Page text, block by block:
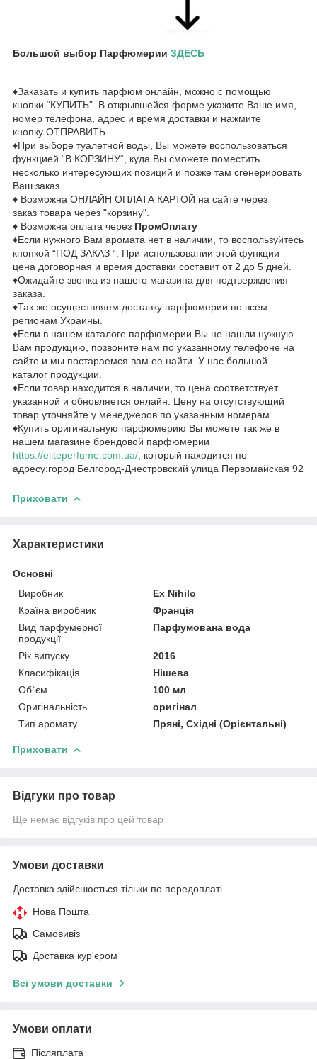
Большой выбор Парфюмерии ЗДЕСЬ
♦Заказать и купить парфюм онлайн, можно с помощью
кнопки “КУПИТЬ”. В открывшейся форме укажите Ваше имя,
номер телефона, адрес и время доставки и нажмите
кнопку ОТПРАВИТЬ .
♦При выборе туалетной воды, Вы можете воспользоваться
функцией “В КОРЗИНУ“, куда Вы сможете поместить
несколько интересующих позиций и позже там сгенерировать
Ваш заказ.
♦ Возможна ОНЛАЙН ОПЛАТА КАРТОЙ на сайте через
заказ товара через "корзину".
♦ Возможна оплата через ПромОплату
♦Если нужного Вам аромата нет в наличии, то воспользуйтесь
кнопкой “ПОД ЗАКАЗ “. При использовании этой функции –
цена договорная и время доставки составит от 2 до 5 дней.
♦Ожидайте звонка из нашего магазина для подтверждения
заказа.
♦Так же осуществляем доставку парфюмерии по всем
регионам Украины.
♦Если в нашем каталоге парфюмерии Вы не нашли нужную
Вам продукцию, позвоните нам по указанному телефоне на
сайте и мы постараемся вам ее найти. У нас большой
каталог продукции.
♦Если товар находится в наличии, то цена соответствует
указанной и обновляется онлайн. Цену на отсутствующий
товар уточняйте у менеджеров по указанным номерам.
♦Купить оригинальную парфюмерию Вы можете так же в
нашем магазине брендовой парфюмерии
https://eliteperfume.com.ua/ , который находится по
адресу:город Белгород-Днестровский улица Первомайская 92
Приховати
Характеристики
Основні
Виробник
Ex Nihilo
Країна виробник
Франція
Вид парфумерної
продукції
Парфумована вода
Рік випуску
2016
Класифікація
Нішева
Об`єм
100 мл
Оригінальність
оригінал
Тип аромату
Пряні, Східні (Орієнтальні)
Приховати
Відгуки про товар
Ще немає відгуків про цей товар
Умови доставки
Доставка здійснюється тільки по передоплаті.
Нова Пошта
Самовивіз
Доставка кур'єром
Всі умови доставки
Умови оплати
Післяплата